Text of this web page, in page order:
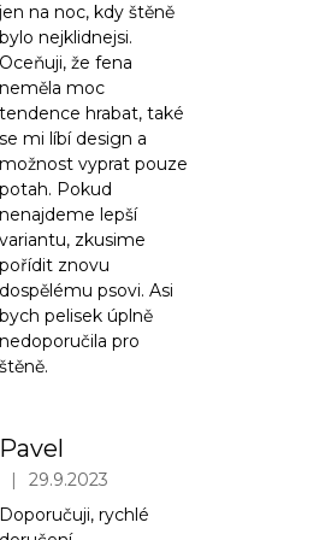
jen na noc, kdy štěně
bylo nejklidnejsi.
Oceňuji, že fena
neměla moc
tendence hrabat, také
se mi líbí design a
možnost vyprat pouze
potah. Pokud
nenajdeme lepší
variantu, zkusime
pořídit znovu
dospělému psovi. Asi
bych pelisek úplně
nedoporučila pro
štěně.
Pavel
Hodnocení obchodu je 5 z 5 hvězdiček.
|
29.9.2023
Doporučuji, rychlé